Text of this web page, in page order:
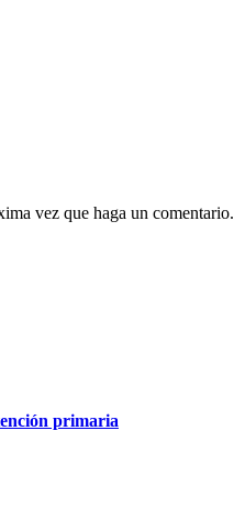
vez que haga un comentario.
primaria